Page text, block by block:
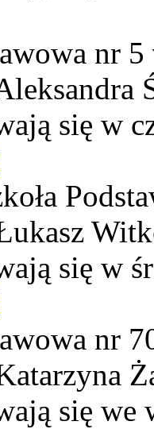
nr 5
się w
się w
nr
się